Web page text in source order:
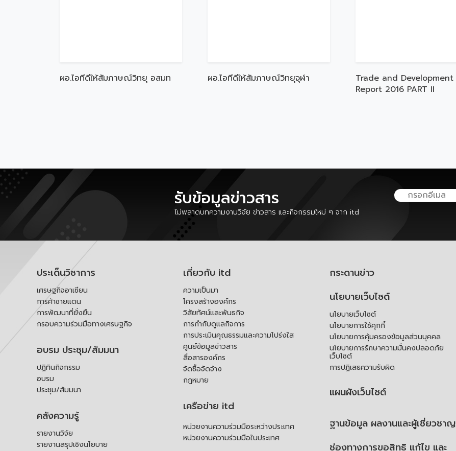
ผอ.ไอทีดีให้สัมภาษณ์วิทยุ อสมท ผอ.ไอทีดีให้สัมภาษณ์วิทยุจุฬา
Trade and Development
Report 2016 PART II
รับข้อมูลข่าวสาร
ไม่พลาดบทความงานวิจัย ข่าวสาร และกิจกรรมใหม่ ๆ จาก itd
ประเด็นวิชาการ
เศรษฐกิจอาเซียน
การค้าชายแดน
การพัฒนาที่ยั่งยืน
กรอบความร่วมมือทางเศรษฐกิจ
อบรม ประชุม/สัมมนา
ปฏิทินกิจกรรม
อบรม
ประชุม/สัมมนา
คลังความรู้
รายงานวิจัย
รายงานสรุปเชิงนโยบาย
เกี่ยวกับ itd
ความเป็นมา
โครงสร้างองค์กร
วิสัยทัศน์และพันธกิจ
การกำกับดูแลกิจการ
การประเมินคุณธรรมและความโปร่งใส
ศูนย์ข้อมูลข่าวสาร
สื่อสารองค์กร
จัดซื้อจัดจ้าง
กฎหมาย
เครือข่าย itd
หน่วยงานความร่วมมือระหว่างประเทศ
หน่วยงานความร่วมมือในประเทศ
กระดานข่าว
นโยบายเว็บไซต์
นโยบายเว็บไซต์
นโยบายการใช้คุกกี้
นโยบายการคุ้มครองข้อมูลส่วนบุคคล
นโยบายการรักษาความมั่นคงปลอดภัย
เว็บไซต์
การปฏิเสธความรับผิด
แผนผังเว็บไซต์
ฐานข้อมูล ผลงานและผู้เชี่ยวชาญ
ช่องทางการขอสิทธิ แก้ไข และ